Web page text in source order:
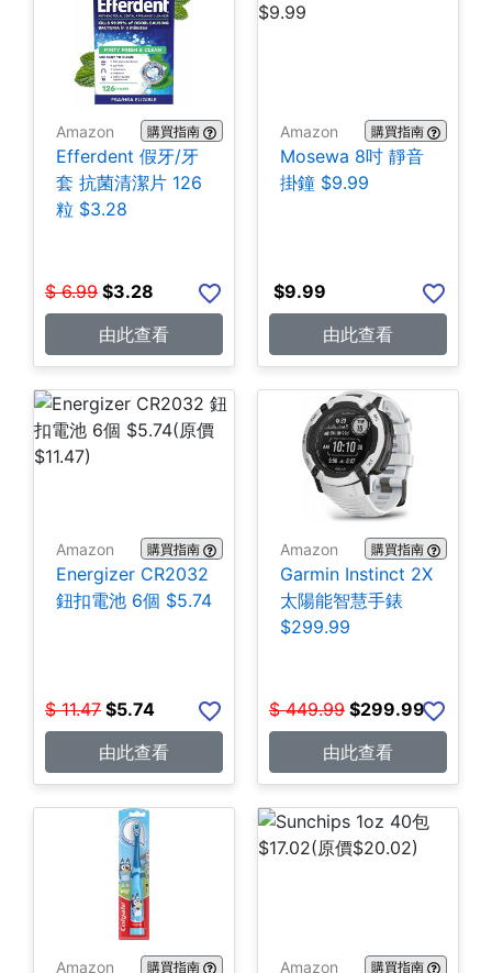
Amazon 購買指南
Efferdent 假牙/牙
套 抗菌清潔片 126
粒 $3.28
$ 6.99 $3.28
由此查看
Amazon 購買指南
Mosewa 8吋 靜音
掛鐘 $9.99
$9.99
由此查看
Amazon 購買指南
Energizer CR2032
鈕扣電池 6個 $5.74
$ 11.47 $5.74
由此查看
Amazon 購買指南
Garmin Instinct 2X
太陽能智慧手錶
$299.99
$ 449.99 $299.99
由此查看
Amazon 購買指南 Amazon 購買指南